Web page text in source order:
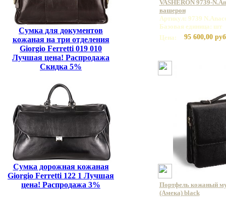
Сумка для документов
кожаная на три отделения
Giorgio Ferretti 019 010
Лучшая цена! Распродажа
Скидка 5%
Сумка дорожная кожаная
Giorgio Ferretti 122 1 Лучшая
цена! Распродажа 3%
VASHERON 9739-
вашерон
Артикул: 9739
Базовая единица: шт
Цена:
95 600,00
Портфель кожаный
(Амека) black